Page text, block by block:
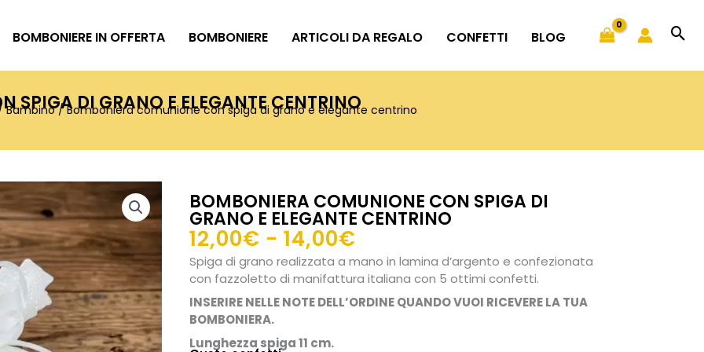
BOMBONIERE IN OFFERTA BOMBONIERE ARTICOLI DA REGALO CONFETTI BLOG
SPIGA DI GRANO E ELEGANTE CENTRINO
Bambino/ Bomboniera comunione con spiga di grano e elegante centrino
BOMBONIERA COMUNIONE CON SPIGA DI
GRANO E ELEGANTE CENTRINO
12,00€ - 14,00€
di
prezzo:
da
Spiga di grano realizzata a mano in lamina d’argento e confezionata
con fazzoletto di manifattura italiana con 5 ottimi confetti.
INSERIRE NELLE NOTE DELL’ORDINE QUANDO VUOI RICEVERE LA TUA
BOMBONIERA.
Lunghezza spiga 11 cm.